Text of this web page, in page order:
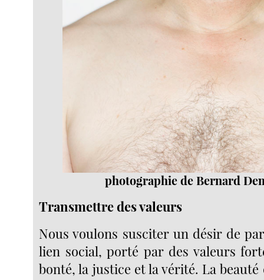
photographie de Bernard
Transmettre des valeurs
Nous voulons susciter un désir de
lien social, porté par des valeurs
bonté, la justice et la vérité. La